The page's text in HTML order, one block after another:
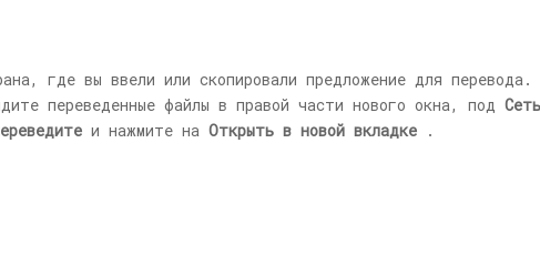
где вы ввели или скопировали предложение для перевода.
переведенные файлы в правой части нового окна, под Сеть
и нажмите на Открыть в новой вкладке .